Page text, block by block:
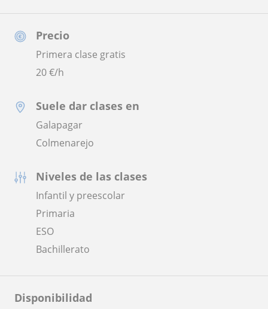
Precio
Primera clase gratis
20€/h
Suele dar clases en
Galapagar
Colmenarejo
Niveles de las clases
Infantil y preescolar
Primaria
ESO
Bachillerato
Disponibilidad